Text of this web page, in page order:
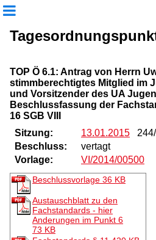
TOP Ö 6.1: Antrag von Herrn
stimmberechtigtes Mitglied im
und Vorsitzender des UA
Beschlussfassung der
16 SGB VIII
Sitzung:
13.01.2015
Beschluss:
vertagt
Vorlage:
VI/2014/00500
Beschlussvorlage 36 KB
Austauschblatt zu den
Fachstandards - hier
Anderungen im Punkt 6
73 KB